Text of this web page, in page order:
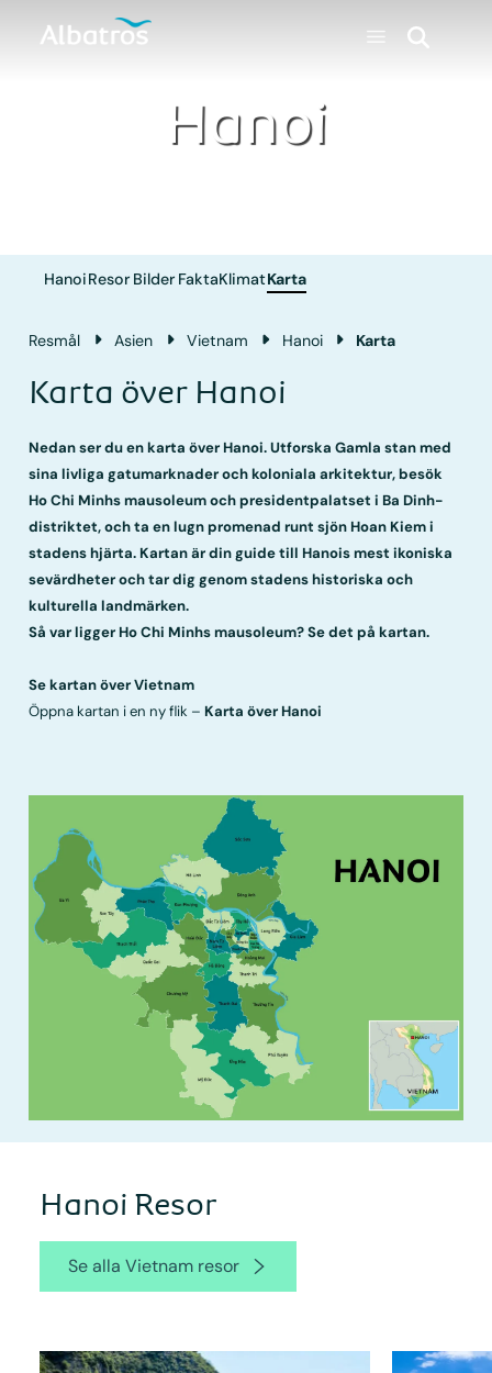
Hanoi
HanoiResor Bilder FaktaKlimatKarta
Resmål Asien Vietnam Hanoi Karta
Karta över Hanoi
Nedan ser du en karta över Hanoi. Utforska Gamla stan med
sina livliga gatumarknader och koloniala arkitektur, besök
Ho Chi Minhs mausoleum och presidentpalatset i Ba Dinh-
distriktet, och ta en lugn promenad runt sjön Hoan Kiem i
stadens hjärta. Kartan är din guide till Hanois mest ikoniska
sevärdheter och tar dig genom stadens historiska och
kulturella landmärken.
Så var ligger Ho Chi Minhs mausoleum? Se det på kartan.
Se kartan över Vietnam
Öppna kartan i en ny flik – Karta över Hanoi
Hanoi Resor
Se alla Vietnam resor